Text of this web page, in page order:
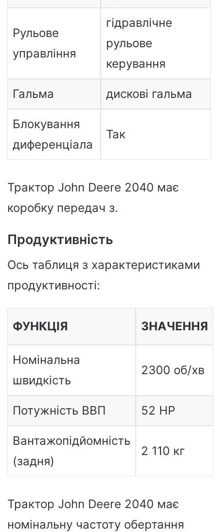
Рульове
управління
гідравлічне
рульове
керування
Гальма дискові гальма
Блокування
диференціала
Так
Трактор John Deere 2040 має
коробку передач з.
Продуктивність
Ось таблиця з характеристиками
продуктивності:
ФУНКЦІЯ ЗНАЧЕННЯ
Номінальна
швидкість
2300 об/хв
Потужність ВВП 52 HP
Вантажопідйомність
(задня)
2 110 кг
Трактор John Deere 2040 має
номінальну частоту обертання